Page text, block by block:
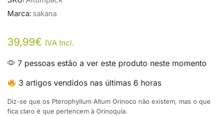
Marca: sakana
39,99€ IVA Incl.
7 pessoas estão a ver este produto neste momento
3 artigos vendidos nas últimas 6 horas
Diz-se que os Pterophyllum Altum Orinoco não existem, mas o que
fica claro é que pertencem à Orinoquía.